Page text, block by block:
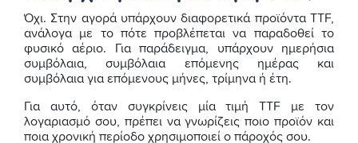
Όχι. Στην αγορά υπάρχουν διαφορετικά προϊόντα TTF,
ανάλογα με το πότε προβλέπεται να παραδοθεί το
φυσικό αέριο. Για παράδειγμα, υπάρχουν ημερήσια
συμβόλαια, συμβόλαια επόμενης ημέρας και
συμβόλαια για επόμενους μήνες, τρίμηνα ή έτη.
Για αυτό, όταν συγκρίνεις μία τιμή TTF με τον
λογαριασμό σου, πρέπει να γνωρίζεις ποιο προϊόν και
ποια χρονική περίοδο χρησιμοποιεί ο πάροχός σου.